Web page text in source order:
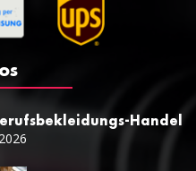
Handel